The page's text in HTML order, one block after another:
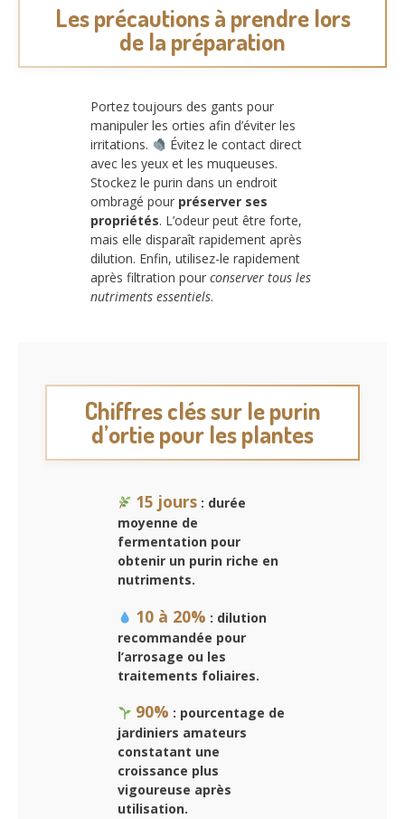
Les précautions à prendre lors
de la préparation
Portez toujours des gants pour
manipuler les orties afin d’éviter les
irritations.
Évitez le contact direct
avec les yeux et les muqueuses.
Stockez le purin dans un endroit
ombragé pour préserver ses
propriétés. L’odeur peut être forte,
mais elle disparaît rapidement après
dilution. Enfin, utilisez-le rapidement
après filtration pour conserver tous les
nutriments essentiels.
Chiffres clés sur le purin
d’ortie pour les plantes
15 jours: durée
moyenne de
fermentation pour
obtenir un purin riche en
nutriments.
10 à 20% : dilution
recommandée pour
l’arrosage ou les
traitements foliaires.
90% : pourcentage de
jardiniers amateurs
constatant une
croissance plus
vigoureuse après
utilisation.